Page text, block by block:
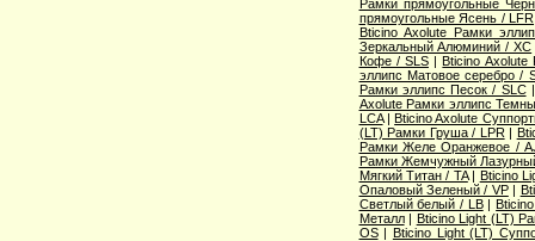
Рамки прямоугольные
прямоугольные Ясень / LFR
Bticino Axolute Рамки
Зеркальный Алюминий / XC
Кофе / SLS|Bticino Axolute
эллипс Матовое серебро /
Рамки эллипс Песок / SLC
Axolute Рамки эллипс
LCA|Bticino Axolute
(LT) Рамки Груша / LPR|
Рамки Желе Оранжевое /
Рамки Жемчужный
Мягкий Титан / TA| Bticino
Опаловый Зеленый / VP|
Светлый белый / LB|
Металл| Bticino Light (LT)
OS| Bticino Light (LT)